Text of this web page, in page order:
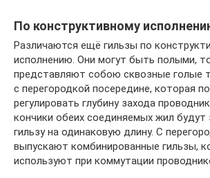
По конструктивному
Различаются ещё гильзы по
исполнению. Они могут быть полыми,
представляют собою сквозные голые
с перегородкой посередине, которая
регулировать глубину захода
кончики обеих соединяемых жил будут
гильзу на одинаковую длину. С
выпускают комбинированные гильзы,
используют при коммутации